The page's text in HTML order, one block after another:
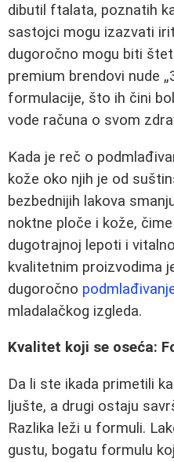
dibutil ftalata, poznatih
sastojci mogu izazvati
dugoročno mogu biti
premium brendovi nude
formulacije, što ih čini
vode računa o svom
Kada je reč o
kože oko njih je od
bezbednijih lakova
noktne ploče i kože,
dugotrajnoj lepoti i
kvalitetnim proizvodima
dugoročno
mladalačkog izgleda.
Kvalitet koji se oseća:
Da li ste ikada primetili
ljušte, a drugi ostaju
Razlika leži u formuli.
gustu, bogatu formulu